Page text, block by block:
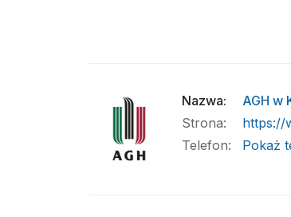
Nazwa:
AGH w
Strona:
https://
Telefon: Pokaż